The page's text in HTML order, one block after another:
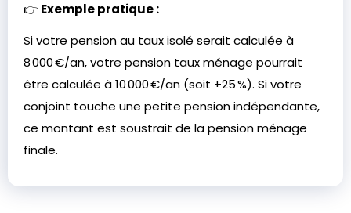
👉 Exemple pratique :
Si votre pension au taux isolé serait calculée à
8 000 €/an, votre pension taux ménage pourrait
être calculée à 10 000 €/an (soit +25 %). Si votre
conjoint touche une petite pension indépendante,
ce montant est soustrait de la pension ménage
finale.